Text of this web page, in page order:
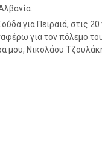
για Πειραιά, στις 20
για τον πόλεμο του
μου, Νικολάου